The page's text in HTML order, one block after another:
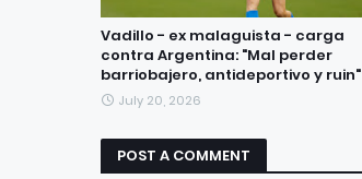
Vadillo - ex malaguista - carga
contra Argentina: "Mal perder
barriobajero, antideportivo y ruin"
July 20, 2026
POST A COMMENT